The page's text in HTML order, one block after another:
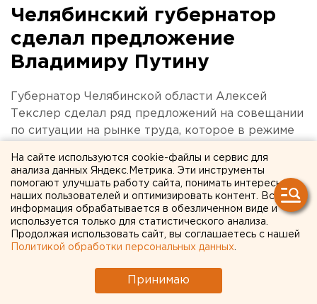
Челябинский губернатор
сделал предложение
Владимиру Путину
Губернатор Челябинской области Алексей
Текслер сделал ряд предложений на совещании
по ситуации на рынке труда, которое в режиме
Владимир Путин.
На сайте используются cookie-файлы и сервис для
анализа данных Яндекс.Метрика. Эти инструменты
помогают улучшать работу сайта, понимать интересы
наших пользователей и оптимизировать контент. Вся
информация обрабатывается в обезличенном виде и
используется только для статистического анализа.
Продолжая использовать сайт, вы соглашаетесь с нашей
Политикой обработки персональных данных
Принимаю